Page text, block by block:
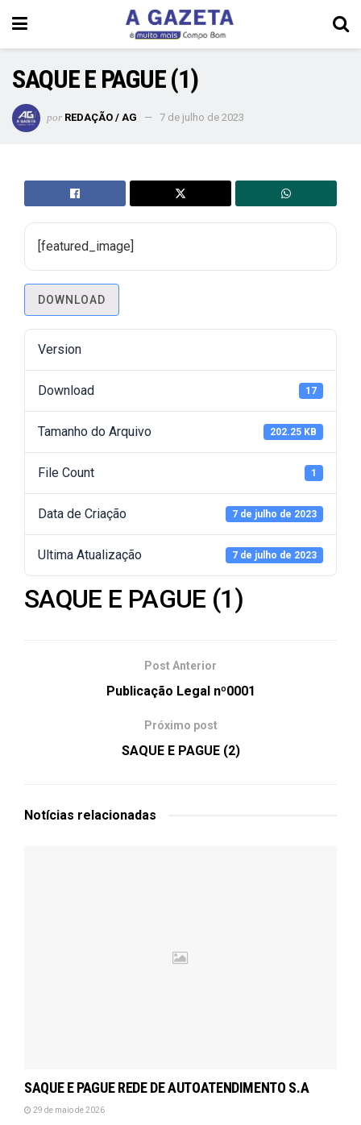
SAQUE E PAGUE (1)
por REDAÇÃO / AG 7 de julho de 2023
[featured_image]
DOWNLOAD
Version
Download 17
Tamanho do Arquivo 202.25 KB
File Count 1
Data de Criação 7 de julho de 2023
Ultima Atualização 7 de julho de 2023
SAQUE E PAGUE (1)
Post Anterior
Publicação Legal nº0001
Próximo post
SAQUE E PAGUE (2)
Notícias relacionadas
SAQUE E PAGUE REDE DE AUTOATENDIMENTO S.A
29 de maio de 2026